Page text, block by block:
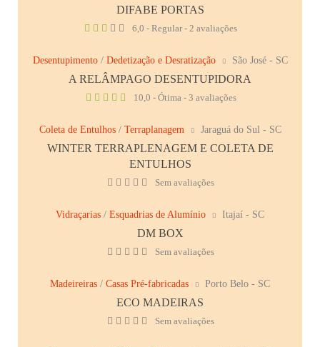
DIFABE PORTAS
6,0 - Regular - 2 avaliações
Desentupimento/ Dedetização e Desratização São José - SC
A RELÂMPAGO DESENTUPIDORA
10,0 - Ótima - 3 avaliações
Coleta de Entulhos/ Terraplanagem Jaraguá do Sul - SC
WINTER TERRAPLENAGEM E COLETA DE
ENTULHOS
Sem avaliações
Vidraçarias / Esquadrias de Alumínio Itajaí - SC
DM BOX
Sem avaliações
Madeireiras / Casas Pré-fabricadas Porto Belo - SC
ECO MADEIRAS
Sem avaliações